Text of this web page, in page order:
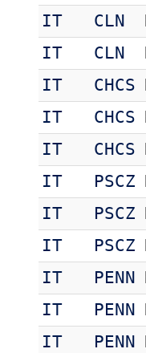
IT
CLN
IT
CLN
IT
CHCS
IT
CHCS
IT
CHCS
IT
PSCZ
IT
PSCZ
IT
PSCZ
IT
PENN
IT
PENN
IT
PENN